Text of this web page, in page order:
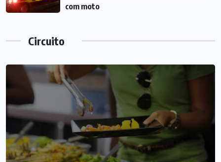
com moto
Circuito